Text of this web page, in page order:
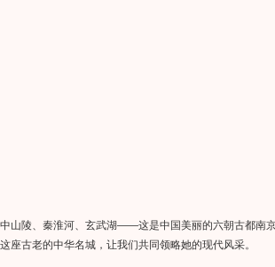
陵、秦淮河、玄武湖——这是中国美丽的六朝古都南
座古老的中华名城，让我们共同领略她的现代风采。